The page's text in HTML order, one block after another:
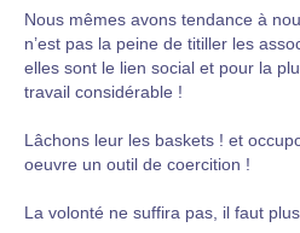
Nous mêmes avons tendance à
n’est pas la peine de titiller les
elles sont le lien social et pour la
travail considérable !
Lâchons leur les baskets ! et
oeuvre un outil de coercition !
La volonté ne suffira pas, il faut